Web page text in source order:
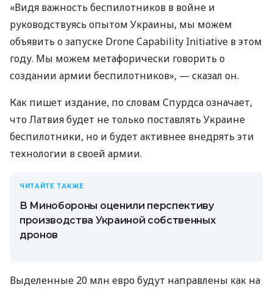
«Видя важность беспилотников в войне и
руководствуясь опытом Украины, мы можем
объявить о запуске Drone Capability Initiative в этом
году. Мы можем метафорически говорить о
создании армии беспилотников», — сказал он.
Как пишет издание, по словам Спурдса означает,
что Латвия будет не только поставлять Украине
беспилотники, но и будет активнее внедрять эти
технологии в своей армии.
ЧИТАЙТЕ ТАКЖЕ
В Минобороны оценили перспективу
производства Украиной собственных
дронов
Выделенные 20 млн евро будут направлены как на